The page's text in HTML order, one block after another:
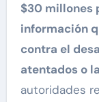
$30 millones
información
contra el
atentados o
autoridades